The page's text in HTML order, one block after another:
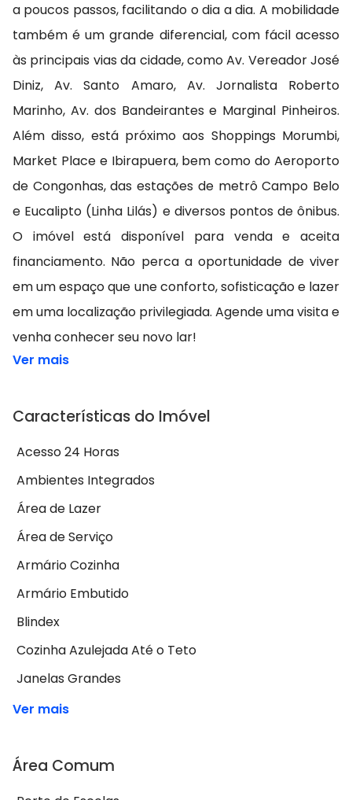
a poucos passos, facilitando o dia a dia. A mobilidade
também é um grande diferencial, com fácil acesso
às principais vias da cidade, como Av. Vereador José
Diniz, Av. Santo Amaro, Av. Jornalista Roberto
Marinho, Av. dos Bandeirantes e Marginal Pinheiros.
Além disso, está próximo aos Shoppings Morumbi,
Market Place e Ibirapuera, bem como do Aeroporto
de Congonhas, das estações de metrô Campo Belo
e Eucalipto (Linha Lilás) e diversos pontos de ônibus.
O imóvel está disponível para venda e aceita
financiamento. Não perca a oportunidade de viver
em um espaço que une conforto, sofisticação e lazer
em uma localização privilegiada. Agende uma visita e
venha conhecer seu novo lar!
Ver mais
Características do Imóvel
Acesso 24 Horas
Ambientes Integrados
Área de Lazer
Área de Serviço
Armário Cozinha
Armário Embutido
Blindex
Cozinha Azulejada Até o Teto
Janelas Grandes
Ver mais
Área Comum